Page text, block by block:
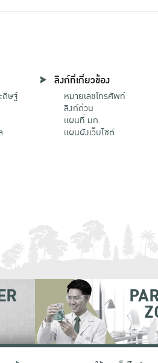
ดิษฐ์
ลิงก์ที่เกี่ยวข้อง
หมายเลขโทรศัพท์
ลิงก์ด่วน
แผนที่ มก.
แผนผังเว็บไซต์